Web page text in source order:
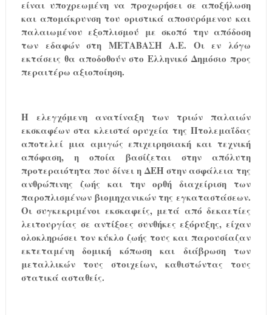
είναι υποχρεωμένη να προχωρήσει σε αποξήλωση
και απομάκρυνση του οριστικά αποσυρόμενου και
παλαιωμένου εξοπλισμού με σκοπό την απόδοση
των εδαφών στη ΜΕΤΑΒΑΣΗ Α.Ε. Οι εν λόγω
εκτάσεις θα αποδοθούν στο Ελληνικό Δημόσιο προς
περαιτέρω αξιοποίηση.
Η ελεγχόμενη ανατίναξη των τριών παλαιών
εκσκαφέων στα κλειστά ορυχεία της Πτολεμαΐδας
αποτελεί μια αμιγώς επιχειρησιακή και τεχνική
απόφαση, η οποία βασίζεται στην απόλυτη
προτεραιότητα που δίνει η ΔΕΗ στην ασφάλεια της
ανθρώπινης ζωής και την ορθή διαχείριση των
παροπλισμένων βιομηχανικών της εγκαταστάσεων.
Οι συγκεκριμένοι εκσκαφείς, μετά από δεκαετίες
λειτουργίας σε αντίξοες συνθήκες εξόρυξης, είχαν
ολοκληρώσει τον κύκλο ζωής τους και παρουσίαζαν
εκτεταμένη δομική κόπωση και διάβρωση των
μεταλλικών τους στοιχείων, καθιστώντας τους
στατικά ασταθείς.